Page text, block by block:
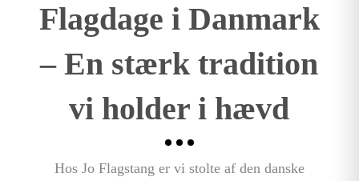
Flagdage i Danmark
– En stærk tradition
vi holder i hævd
Hos Jo Flagstang er vi stolte af den danske